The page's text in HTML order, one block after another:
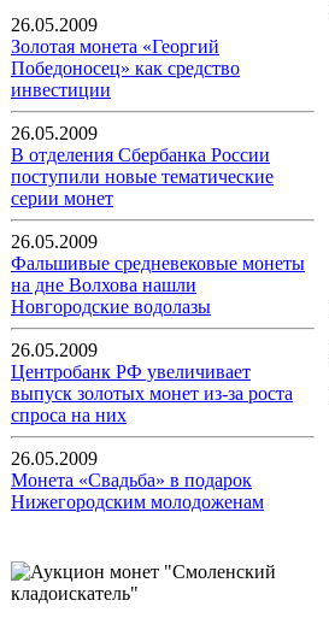
26.05.2009
Золотая монета «Георгий
Победоносец» как средство
инвестиции
26.05.2009
В отделения Сбербанка России
поступили новые тематические
серии монет
26.05.2009
Фальшивые средневековые монеты
на дне Волхова нашли
Новгородские водолазы
26.05.2009
Центробанк РФ увеличивает
выпуск золотых монет из-за роста
спроса на них
26.05.2009
Монета «Свадьба» в подарок
Нижегородским молодоженам